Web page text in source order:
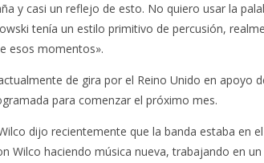
y casi un reflejo de esto. No quiero usar la
tenía un estilo primitivo de percusión,
esos momentos».
de gira por el Reino Unido en apoyo
para comenzar el próximo mes.
dijo recientemente que la banda estaba en
Wilco haciendo música nueva, trabajando en